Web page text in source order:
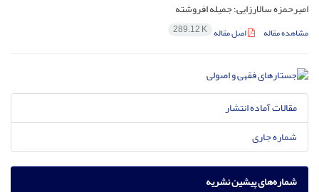
امیرحمزه سالارزایی؛ جمیله افروشته
مشاهده مقاله اصل مقاله 289.12 K
مقالات آماده انتشار
شماره جاری
شماره‌های پیشین نشریه